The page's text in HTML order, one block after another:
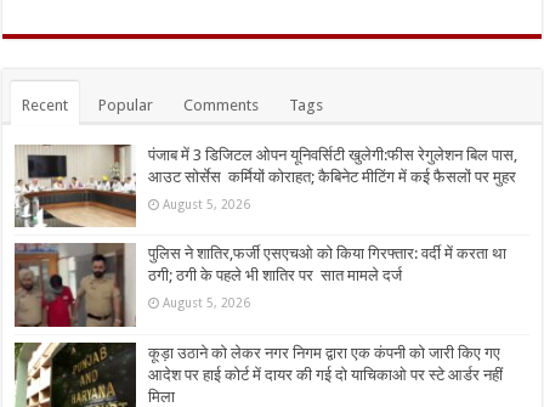
Recent Popular Comments Tags
पंजाब में 3 डिजिटल ओपन यूनिवर्सिटी खुलेगी:फीस रेगुलेशन बिल पास,
आउट सोर्सेस कर्मियों कोराहत; कैबिनेट मीटिंग में कई फैसलों पर मुहर
August 5, 2026
पुलिस ने शातिर,फर्जी एसएचओ को किया गिरफ्तार: वर्दी में करता था
ठगी; ठगी के पहले भी शातिर पर सात मामले दर्ज
August 5, 2026
कूड़ा उठाने को लेकर नगर निगम द्वारा एक कंपनी को जारी किए गए
आदेश पर हाई कोर्ट में दायर की गई दो याचिकाओ पर स्टे आर्डर नहीं
मिला